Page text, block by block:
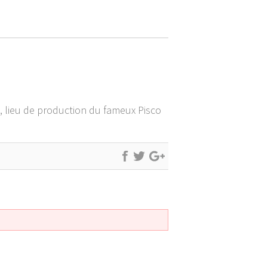
lieu de production du fameux Pisco